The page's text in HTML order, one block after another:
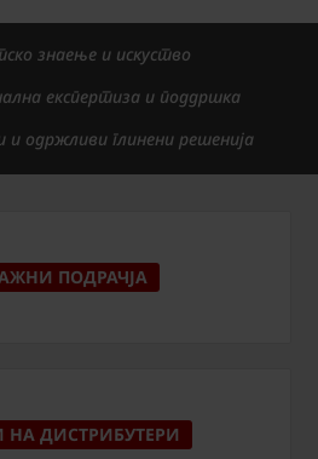
знаење и искуство
експертиза и поддршка
одржливи глинени решенија
ПОДРАЧЈА
ДИСТРИБУТЕРИ